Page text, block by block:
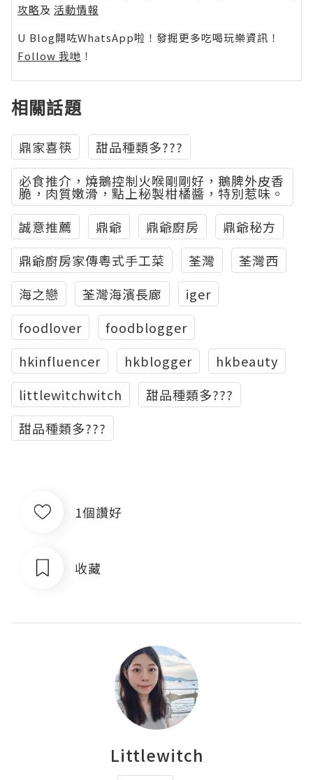
攻略及 活動情報
U Blog開咗WhatsApp啦！發掘更多吃喝玩樂資訊！
Follow 我哋 ！
相關話題
鼎家喜筷
甜品種類多???
必食推介，燒鵝控制火喉剛剛好，鵝脾外皮香
脆，肉質嫩滑，點上秘製柑橘醬，特別惹味。
誠意推薦
鼎爺 鼎爺廚房
鼎爺秘方
鼎爺廚房家傳粵式手工菜
荃灣
荃灣西
海之戀
荃灣海濱長廊
iger
foodlover
foodblogger
hkinfluencer
hkblogger
hkbeauty
littlewitchwitch
甜品種類多???
甜品種類多???
1個讚好
收藏
Littlewitch